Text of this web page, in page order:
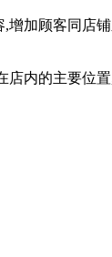
加顾客同店
店内的主要位